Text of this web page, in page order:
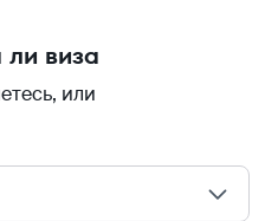
виза
или